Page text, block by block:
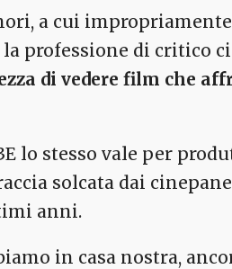
a cui
professione di critico
di vedere film che
E lo stesso vale per
solcata dai
anni.
in casa nostra,